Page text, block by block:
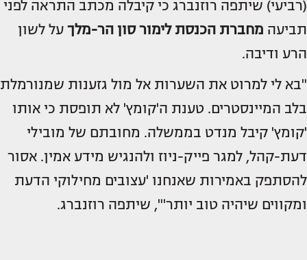
(רביעי) שיתפה רוזנברג כי קיבלה מכתב התראה לפני
תביעה מחברת הכנסתלימור סון הר-מלך על לשון
הרע ודיבה.
"בא לי למרוט את השערות אל מול גזענות שמנורמלת
בלב המיינסטרים. טענת ה'קומץ' לא תופסת כי אותו
'קומץ' קיבל מנדט בממשלה. מחובתם של מובילי
דעת-קהל, למגר פייק-ניוז ולהנגיש מידע אמין. אסור
להסתפק באמירות שאנחנו 'עצובים מחילוקי הדעת
ומקווים שיהיה טוב יותר'", שיתפה רוזנברג.